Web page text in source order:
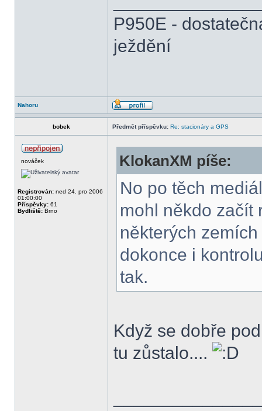
P950E -
ježdění
Nahoru
bobek Předmět příspěvku: Re: stacionáry a GPS
nováček
Registrován: ned 24. pro 2006
01:00:00
Příspěvky: 61
Bydliště: Brno
KlokanXM píše:
No po těch
mohl někdo začít
některých
dokonce i
tak.
Když se dobře
tu zůstalo....